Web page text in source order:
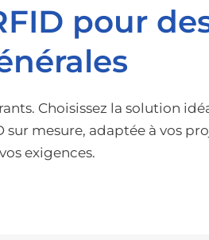
pour
Choisissez la solution
mesure, adaptée à vos
exigences.